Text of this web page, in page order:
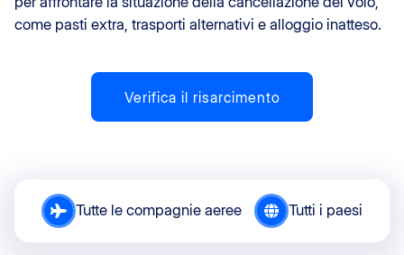
come pasti extra, trasporti alternativi e alloggio inatteso.
Verifica il risarcimento
Tutte le compagnie aeree Tutti i paesi